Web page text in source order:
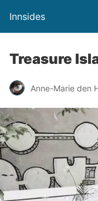
Innsides
Treasure
Anne-Marie den